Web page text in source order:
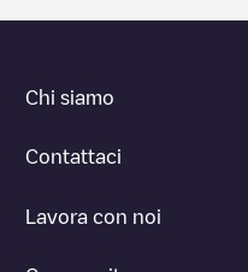
Chi siamo
Contattaci
Lavora con noi